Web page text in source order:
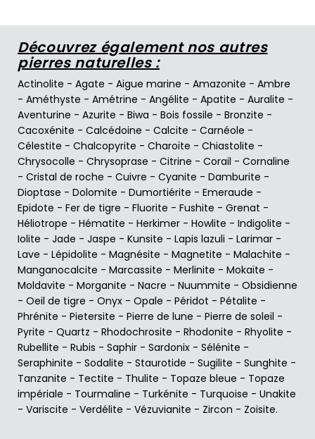
Découvrez également nos autres
pierres naturelles :
Actinolite - Agate - Aigue marine - Amazonite - Ambre
- Améthyste - Amétrine - Angélite - Apatite - Auralite -
Aventurine - Azurite - Biwa - Bois fossile - Bronzite -
Cacoxénite - Calcédoine - Calcite - Carnéole -
Célestite - Chalcopyrite - Charoïte - Chiastolite -
Chrysocolle - Chrysoprase - Citrine - Corail - Cornaline
- Cristal de roche - Cuivre - Cyanite - Damburite -
Dioptase - Dolomite - Dumortiérite - Emeraude -
Epidote - Fer de tigre - Fluorite - Fushite - Grenat -
Héliotrope - Hématite - Herkimer - Howlite - Indigolite -
Iolite - Jade - Jaspe - Kunsite - Lapis lazuli - Larimar -
Lave - Lépidolite - Magnésite - Magnetite - Malachite -
Manganocalcite - Marcassite - Merlinite - Mokaïte -
Moldavite - Morganite - Nacre - Nuummite - Obsidienne
- Oeil de tigre - Onyx - Opale - Péridot - Pétalite -
Phrénite - Pietersite - Pierre de lune - Pierre de soleil -
Pyrite - Quartz - Rhodochrosite - Rhodonite - Rhyolite -
Rubellite - Rubis - Saphir - Sardonix - Sélénite -
Seraphinite - Sodalite - Staurotide - Sugilite - Sunghite -
Tanzanite - Tectite - Thulite - Topaze bleue - Topaze
impériale - Tourmaline - Turkénite - Turquoise - Unakite
- Variscite - Verdélite - Vézuvianite - Zircon - Zoisite.